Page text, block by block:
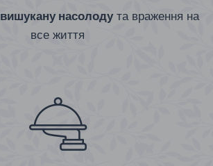
вишукану насолоду та враження на
все життя